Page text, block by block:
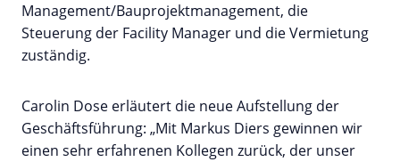
Management/Bauprojektmanagement, die
Steuerung der Facility Manager und die Vermietung
zuständig.
Carolin Dose erläutert die neue Aufstellung der
Geschäftsführung: „Mit Markus Diers gewinnen wir
einen sehr erfahrenen Kollegen zurück, der unser